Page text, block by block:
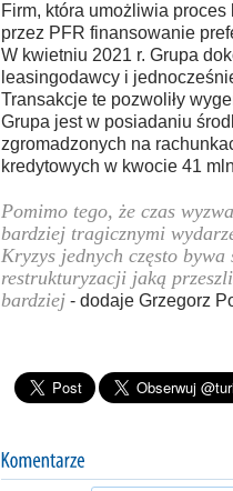
Firm, która umożliwia
przez PFR finansowanie
W kwietniu 2021 r. Grupa
leasingodawcy i
Transakcje te pozwoliły
Grupa jest w posiadaniu
zgromadzonych na
kredytowych w kwocie 41
Pomimo tego, że czas
bardziej tragicznymi
Kryzys jednych często
restrukturyzacji jaką
bardziej- dodaje Grzegorz